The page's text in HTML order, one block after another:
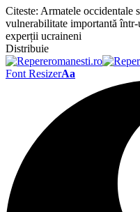
Citeste: Armatele occidentale
vulnerabilitate importantă
experții ucraineni
Distribuie
Font ResizerAa